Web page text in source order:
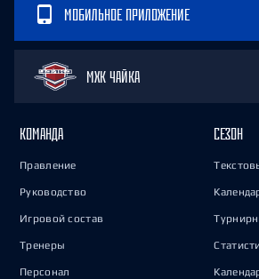
МОБИЛЬНОЕ ПРИЛОЖЕНИЕ
МХК ЧАЙКА
КОМАНДА
Правление
Руководство
Игровой состав
Тренеры
Персонал
СЕЗОН